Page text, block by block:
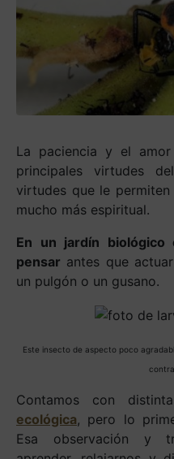
La paciencia y el
principales virtudes
virtudes que le
mucho más espiritual.
En un jardín
pensar antes que
un pulgón o un gusano.
Este insecto de aspecto poco
Contamos con
ecológica, pero lo
Esa observación y